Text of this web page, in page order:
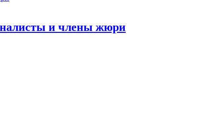
и члены жюри